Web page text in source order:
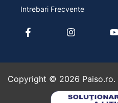
Intrebari Frecvente
Copyright © 2026